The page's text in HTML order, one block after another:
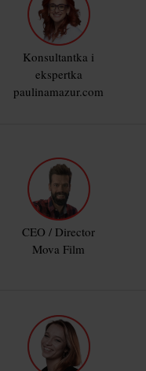
Konsultantka i
ekspertka
paulinamazur.com
CEO / Director
Mova Film